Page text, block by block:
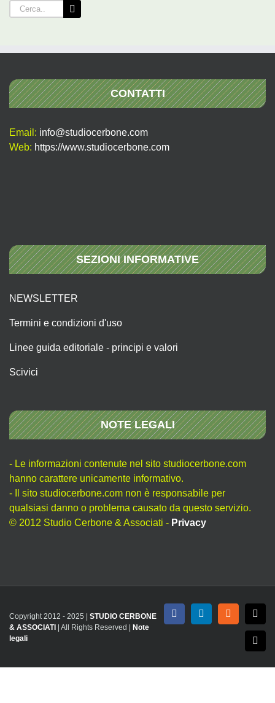
Cerca
per:
CONTATTI
Email: info@studiocerbone.com
Web: https://www.studiocerbone.com
SEZIONI INFORMATIVE
NEWSLETTER
Termini e condizioni d'uso
Linee guida editoriale - principi e valori
Scivici
NOTE LEGALI
- Le informazioni contenute nel sito studiocerbone.com
hanno carattere unicamente informativo.
- Il sito studiocerbone.com non è responsabile per
qualsiasi danno o problema causato da questo servizio.
© 2012 Studio Cerbone & Associati - Privacy
Copyright 2012 - 2025 | STUDIO CERBONE
& ASSOCIATI | All Rights Reserved | Note
legali
FacebookLinkedInRss X